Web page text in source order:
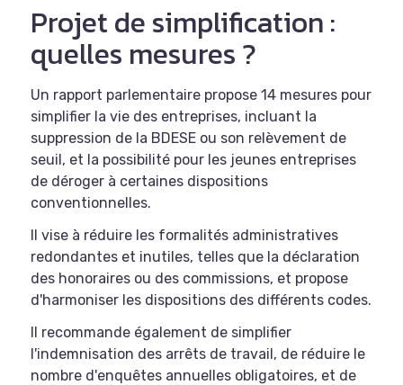
Projet de simplification :
quelles mesures ?
Un rapport parlementaire propose 14 mesures pour
simplifier la vie des entreprises, incluant la
suppression de la BDESE ou son relèvement de
seuil, et la possibilité pour les jeunes entreprises
de déroger à certaines dispositions
conventionnelles.
Il vise à réduire les formalités administratives
redondantes et inutiles, telles que la déclaration
des honoraires ou des commissions, et propose
d'harmoniser les dispositions des différents codes.
Il recommande également de simplifier
l'indemnisation des arrêts de travail, de réduire le
nombre d'enquêtes annuelles obligatoires, et de